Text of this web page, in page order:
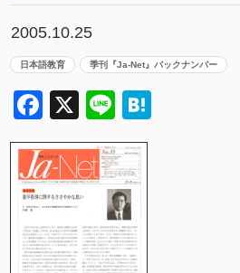
2005.10.25
日本語教育 季刊『Ja-Net』バックナンバー
Facebook
X Line